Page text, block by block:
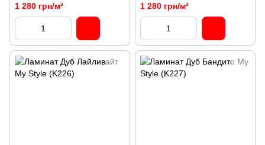
1 280 грн/м² 1 280 грн/м²